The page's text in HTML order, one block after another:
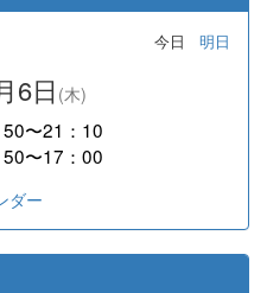
今日 明日
6日 (木)
〜21：10
〜17：00
ダー